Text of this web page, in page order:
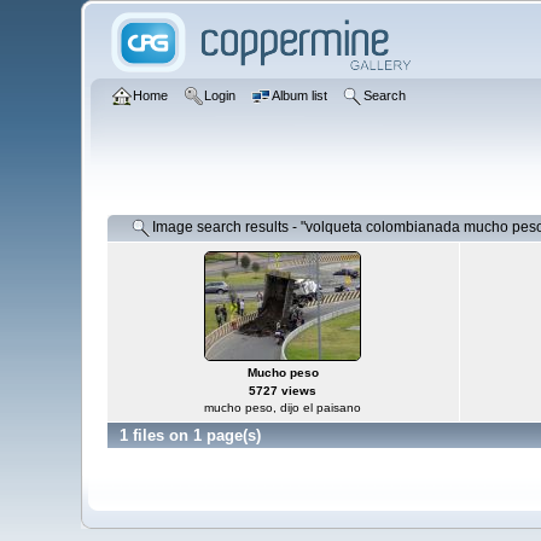
Home Login Album list Search
Image search results - "volqueta colombianada mucho
Mucho peso
5727 views
mucho peso, dijo el paisano
1 files on 1 page(s)